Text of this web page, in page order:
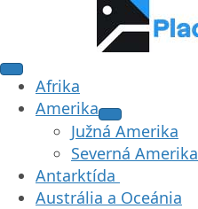
Afrika
Amerika
Južná Amerika
Severná Amerika
Antarktída
Austrália a Oceánia